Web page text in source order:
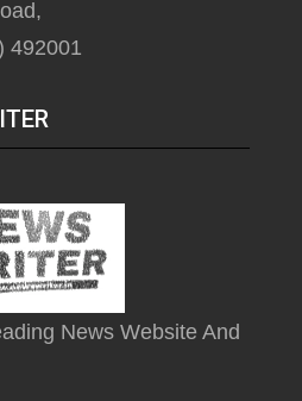
492001
News Website And